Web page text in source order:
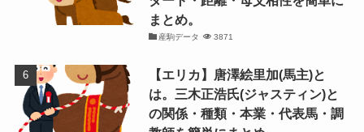
まとめ。
産駒データ 3871
【エリカ】唐澤絵里加(馬主)と
は。三木正浩氏(ジャスティン)と
の関係・種類・本業・代表馬・調